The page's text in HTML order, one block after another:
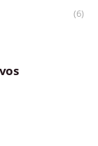
(6)